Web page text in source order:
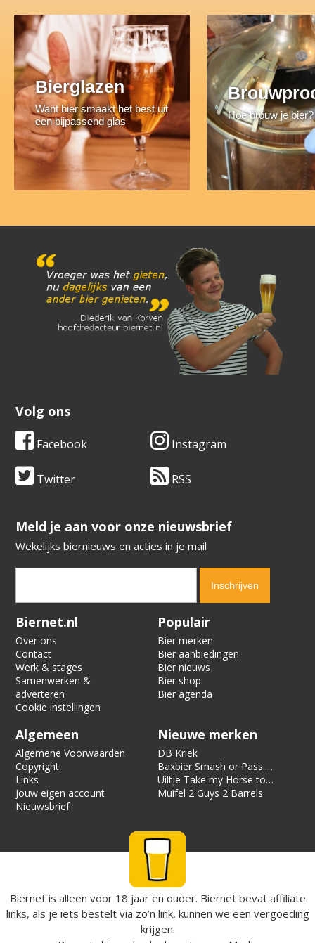
Bierglazen
Want bier smaakt het best uit
een bijpassend glas
Hoe brouw je bier?
Volg ons
Facebook Instagram
Twitter RSS
​​​​​​​Meld je aan voor onze nieuwsbrief
Wekelijks biernieuws en acties in je mail
Verification code:
Biernet.nl
Over ons
Contact
Werk & stages
Samenwerken &
adverteren
Cookie instellingen
Populair
Bier merken
Bier aanbiedingen
Bier nieuws
Bier shop
Bier agenda
Algemeen
Algemene Voorwaarden
Copyright
Links
Jouw eigen account
Nieuwsbrief
Nieuwe merken
DB Kriek
Baxbier Smash or Pass:
Strata
Uiltje Take my Horse to
the Hotel Room
Muifel 2 Guys 2 Barrels
Biernet is alleen voor 18 jaar en ouder. Biernet bevat affiliate
links, als je iets bestelt via zo’n link, kunnen we een vergoeding
krijgen.